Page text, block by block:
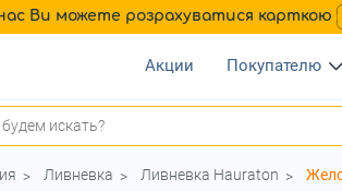
Ви можете розрахуватися карткою
Акции Покупателю
Ливневка Ливневка Hauraton